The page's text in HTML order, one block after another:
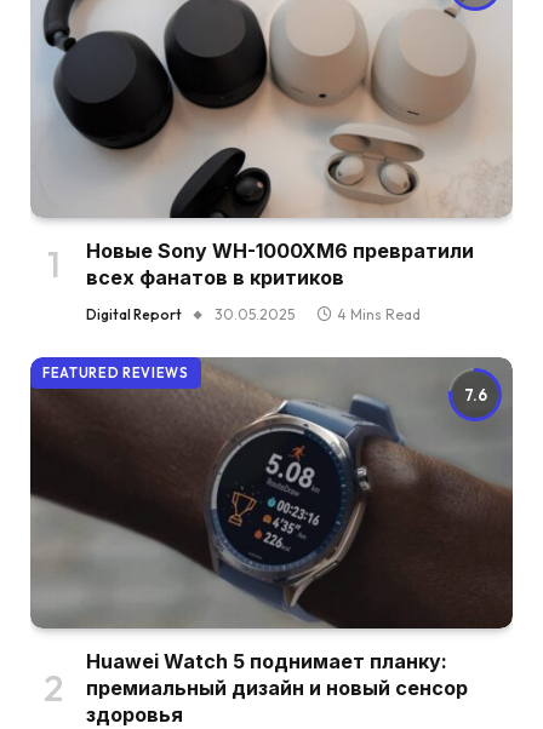
Новые Sony WH-1000XM6 превратили
всех фанатов в критиков
Digital Report 30.05.2025 4 Mins Read
7.6
FEATURED REVIEWS
Huawei Watch 5 поднимает планку:
премиальный дизайн и новый сенсор
здоровья